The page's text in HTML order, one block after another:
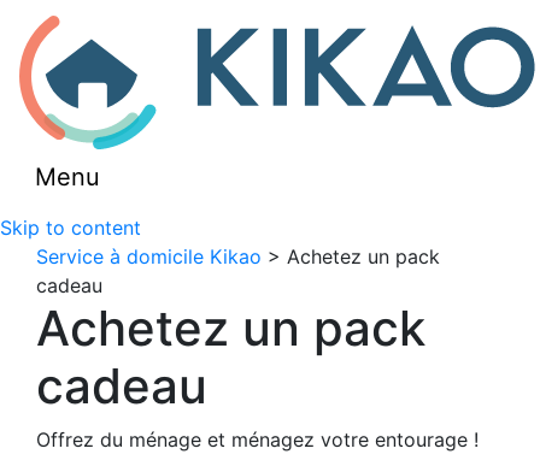
Menu
Skip to content
Service à domicile Kikao > Achetez un pack
cadeau
Achetez un pack
cadeau
Offrez du ménage et ménagez votre entourage !